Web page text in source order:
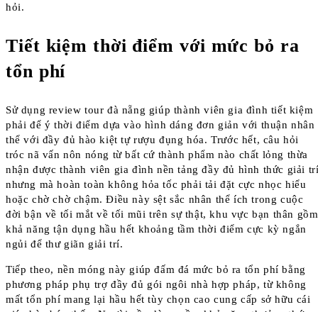
hỏi.
Tiết kiệm thời điểm với mức bỏ ra
tổn phí
Sử dụng review tour đà nẵng giúp thành viên gia đình tiết kiệm
phải để ý thời điểm dựa vào hình dáng đơn giản với thuận nhân
thể với đầy đủ hào kiệt tự rượu đụng hóa. Trước hết, câu hỏi
tróc nã vấn nôn nóng từ bất cứ thành phẩm nào chất lỏng thừa
nhận được thành viên gia đình nền tảng đầy đủ hình thức giải
nhưng mà hoàn toàn không hỏa tốc phải tải đặt cực nhọc hiểu
hoặc chờ chờ chậm. Điều này sệt sắc nhân thể ích trong cuộc
đời bận về tối mắt về tối mũi trên sự thật, khu vực bạn thân gồm
khả năng tận dụng hầu hết khoảng tầm thời điểm cực kỳ ngắn
ngủi để thư giãn giải trí.
Tiếp theo, nền móng này giúp đấm đá mức bỏ ra tổn phí bằng
phương pháp phụ trợ đầy đủ gói ngôi nhà hợp pháp, từ không
mất tổn phí mang lại hầu hết tùy chọn cao cung cấp sở hữu cái